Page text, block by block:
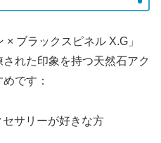
ブラックスピネル X.G」
れた印象を持つ天然石アク
です：
サリーが好きな方